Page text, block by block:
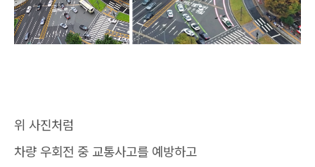
위 사진처럼
차량 우회전 중 교통사고를 예방하고